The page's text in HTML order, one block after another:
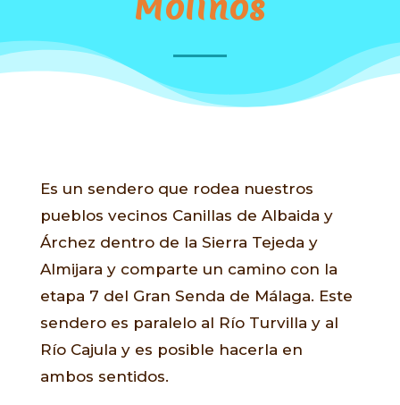
Es un sendero que rodea nuestros
pueblos vecinos Canillas de Albaida y
Árchez dentro de la Sierra Tejeda y
Almijara y comparte un camino con la
etapa 7 del Gran Senda de Málaga. Este
sendero es paralelo al Río Turvilla y al
Río Cajula y es posible hacerla en
ambos sentidos.